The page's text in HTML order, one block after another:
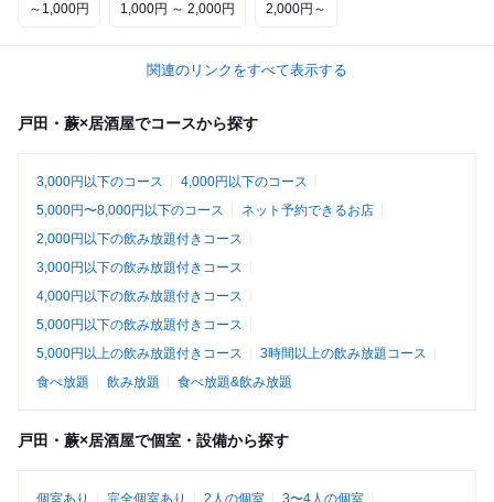
～1,000円 1,000円 ～ 2,000円 2,000円～
関連のリンクをすべて表示する
戸田・蕨×居酒屋でコースから探す
3,000円以下のコース
4,000円以下のコース
5,000円〜8,000円以下のコース
ネット予約できるお店
2,000円以下の飲み放題付きコース
3,000円以下の飲み放題付きコース
4,000円以下の飲み放題付きコース
5,000円以下の飲み放題付きコース
5,000円以上の飲み放題付きコース
3時間以上の飲み放題コース
食べ放題
飲み放題 食べ放題&飲み放題
戸田・蕨×居酒屋で個室・設備から探す